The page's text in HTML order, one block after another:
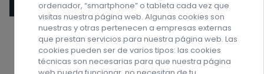
2021
ordenador, “smartphone” o tableta cada vez que
visitas nuestra página web. Algunas cookies son
nuestras y otras pertenecen a empresas externas
que prestan servicios para nuestra página web. Las
cookies pueden ser de varios tipos: las cookies
técnicas son necesarias para que nuestra página